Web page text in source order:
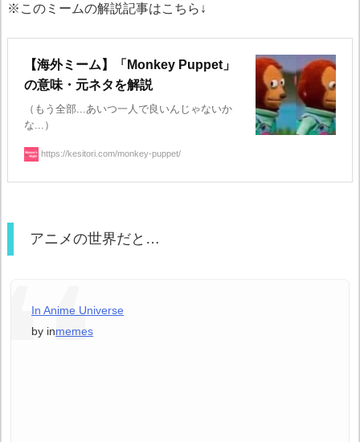
※このミームの解説記事はこちら↓
【海外ミーム】「Monkey Puppet」
の意味・元ネタを解説
（もう全部...あいつ一人で良いんじゃないか
な...）
https://kesitori.com/monkey-puppet/
アニメの世界だと…
In Anime Universe
by inmemes